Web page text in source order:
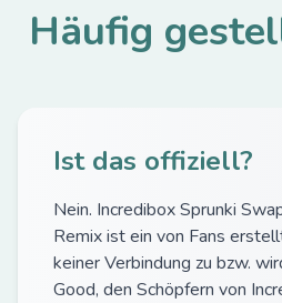
Häufig
Ist das offiziell?
Nein. Incredibox Sprunki
Remix ist ein von Fans
keiner Verbindung zu bzw.
Good, den Schöpfern von